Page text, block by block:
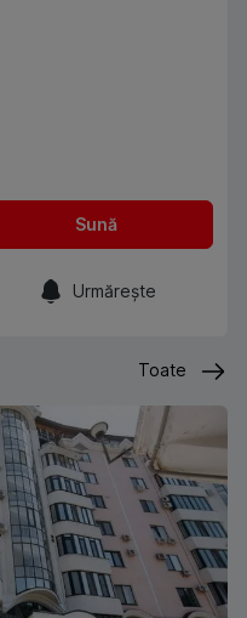
Sună
Urmărește
Toate